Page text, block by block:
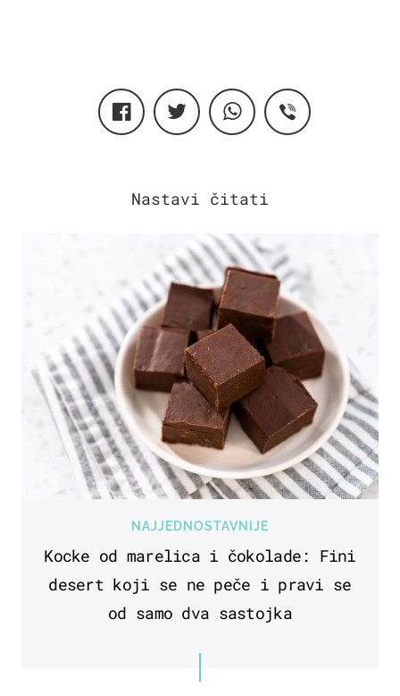
NAJJEDNOSTAVNIJE
Kocke od marelica i čokolade: Fini
desert koji se ne peče i pravi se
od samo dva sastojka